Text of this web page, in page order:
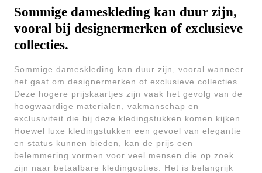
Sommige dameskleding kan duur zijn,
vooral bij designermerken of exclusieve
collecties.
Sommige dameskleding kan duur zijn, vooral wanneer
het gaat om designermerken of exclusieve collecties.
Deze hogere prijskaartjes zijn vaak het gevolg van de
hoogwaardige materialen, vakmanschap en
exclusiviteit die bij deze kledingstukken komen kijken.
Hoewel luxe kledingstukken een gevoel van elegantie
en status kunnen bieden, kan de prijs een
belemmering vormen voor veel mensen die op zoek
zijn naar betaalbare kledingopties. Het is belangrijk